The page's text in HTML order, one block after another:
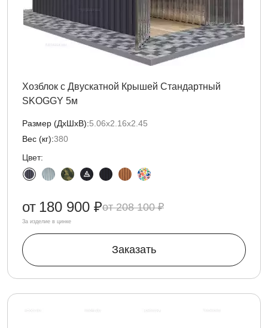
Хозблок с Двускатной Крышей Стандартный
SKOGGY 5м
Размер (ДxШxВ):5.06х2.16х2.45
Вес (кг):380
Цвет:
208 100 ₽
от 180 900 ₽
За изделие в цинке
Заказать